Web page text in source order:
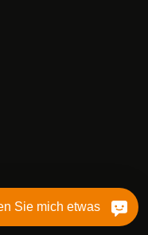
Sie mich etwas